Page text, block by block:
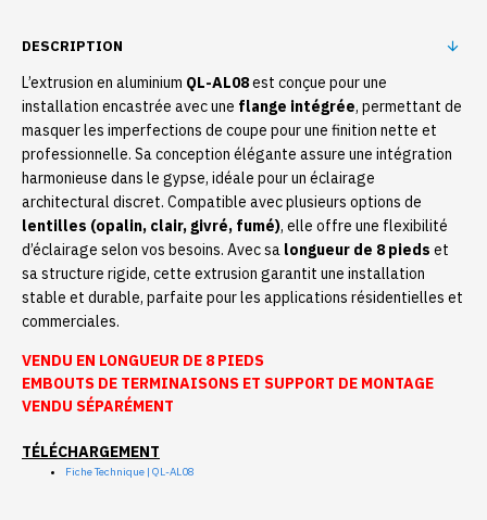
DESCRIPTION
L’extrusion en aluminium QL-AL08est conçue pour une
installation encastrée avec une flange intégrée, permettant de
masquer les imperfections de coupe pour une finition nette et
professionnelle. Sa conception élégante assure une intégration
harmonieuse dans le gypse, idéale pour un éclairage
architectural discret. Compatible avec plusieurs options de
lentilles (opalin, clair, givré, fumé), elle offre une flexibilité
d’éclairage selon vos besoins. Avec sa longueur de 8 pieds et
sa structure rigide, cette extrusion garantit une installation
stable et durable, parfaite pour les applications résidentielles et
commerciales.
VENDU EN LONGUEUR DE 8 PIEDS
EMBOUTS DE TERMINAISONS ET SUPPORT DE MONTAGE
VENDU SÉPARÉMENT
TÉLÉCHARGEMENT
Fiche Technique | QL-AL08